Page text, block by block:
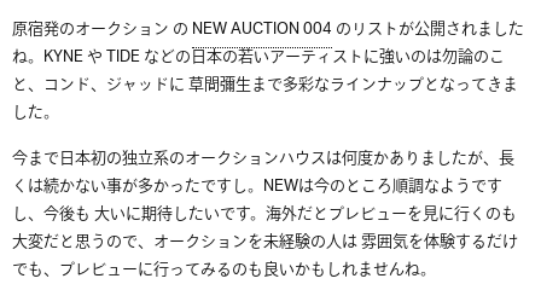
原宿発のオークション のNEW AUCTION 004のリストが公開されました
ね。KYNE や TIDE などの日本の若いアーティストに強いのは勿論のこ
と、コンド、ジャッドに 草間彌生まで多彩なラインナップとなってきま
した。
今まで日本初の独立系のオークションハウスは何度かありましたが、長
くは続かない事が多かったですし。NEWは今のところ順調なようです
し、今後も 大いに期待したいです。海外だとプレビューを見に行くのも
大変だと思うので、オークションを未経験の人は 雰囲気を体験するだけ
でも、プレビューに行ってみるのも良いかもしれませんね。